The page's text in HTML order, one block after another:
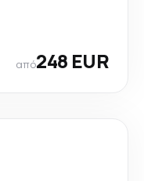
από248 EUR